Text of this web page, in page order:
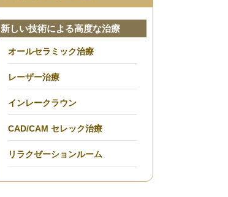
新しい技術による高度な治療
オールセラミック治療
レーザー治療
インレークラウン
CAD/CAM セレック治療
リラクゼーションルーム